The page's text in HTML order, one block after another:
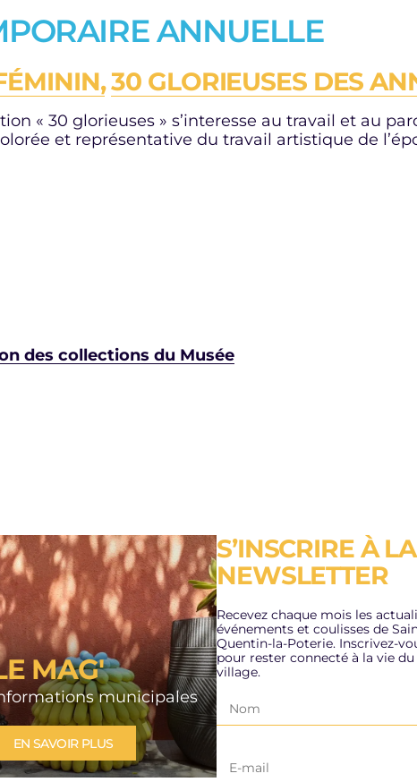
ANNUELLE
30 GLORIEUSES DES
« 30 glorieuses » s’interesse au travail et au
et représentative du travail artistique de
des collections du Musée
FRAICHEUR
RÉSIDENCE
LES
de Fraicheur, la
autonomie les
vous accueille
L'ACTUALITÉ
2026
PLAN CANICULE
LIRE L'ACTUALITÉ
MAG'
municipales
EN SAVOIR PLUS
S’INSCRIRE À LA
NEWSLETTER
Recevez chaque mois les
événements et coulisses de
Quentin-la-Poterie. Inscrivez-
pour rester connecté à la vie du
village.